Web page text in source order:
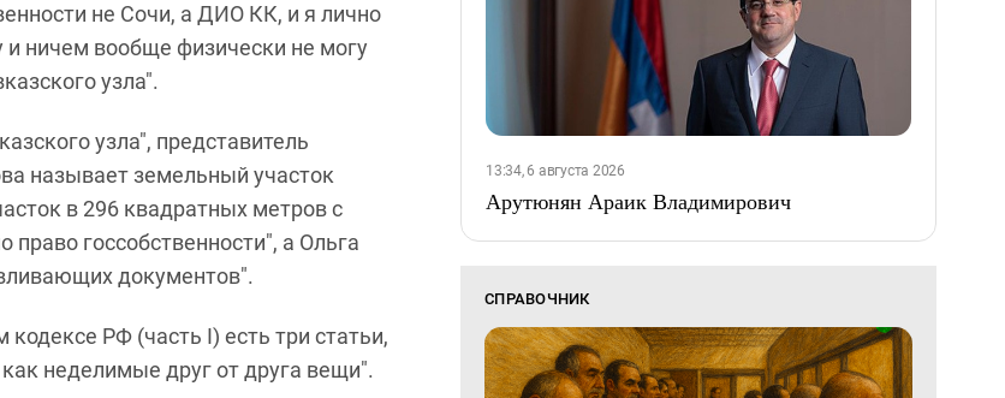
не Сочи, а ДИО КК, и я лично
ничем вообще физически не могу
узла".
узла", представитель
называет земельный участок
в 296 квадратных метров с
госсобственности", а Ольга
документов".
кодексе РФ (часть I) есть три статьи,
неделимые друг от друга вещи".
13:34, 6 августа 2026
Арутюнян Араик Владимирович
СПРАВОЧНИК